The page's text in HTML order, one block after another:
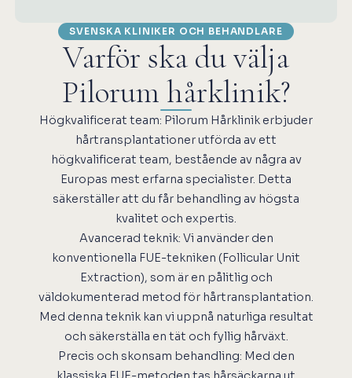
SVENSKA KLINIKER OCH BEHANDLARE
Varför ska du välja
Pilorum hårklinik?
Högkvalificerat team: Pilorum Hårklinik erbjuder
hårtransplantationer utförda av ett
högkvalificerat team, bestående av några av
Europas mest erfarna specialister. Detta
säkerställer att du får behandling av högsta
kvalitet och expertis.
Avancerad teknik: Vi använder den
konventionella FUE-tekniken (Follicular Unit
Extraction), som är en pålitlig och
väldokumenterad metod för hårtransplantation.
Med denna teknik kan vi uppnå naturliga resultat
och säkerställa en tät och fyllig hårväxt.
Precis och skonsam behandling: Med den